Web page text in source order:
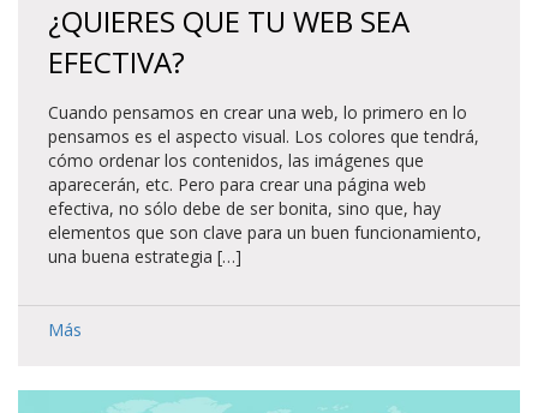
¿QUIERES QUE TU WEB SEA
EFECTIVA?
Cuando pensamos en crear una web, lo primero en lo
pensamos es el aspecto visual. Los colores que tendrá,
cómo ordenar los contenidos, las imágenes que
aparecerán, etc. Pero para crear una página web
efectiva, no sólo debe de ser bonita, sino que, hay
elementos que son clave para un buen funcionamiento,
una buena estrategia […]
Más